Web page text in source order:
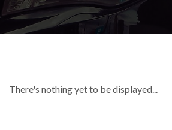
There's nothing yet to be displayed...